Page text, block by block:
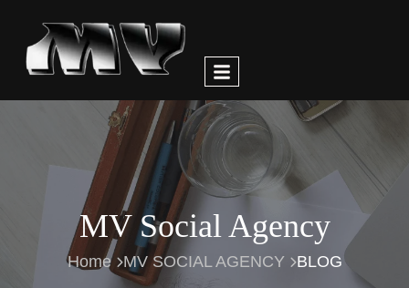
MV Social Agency
Home MV SOCIAL AGENCY BLOG